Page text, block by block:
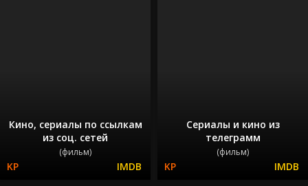
Кино, сериалы по ссылкам
из соц. сетей
(фильм)
Сериалы и кино из
телеграмм
(фильм)